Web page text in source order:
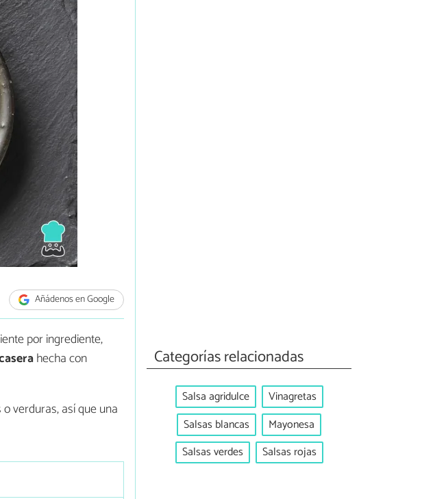
Añádenos en Google
por ingrediente,
hecha con
verduras, así que una
Categorías relacionadas
Salsa agridulce
Vinagretas
Salsas blancas
Mayonesa
Salsas verdes
Salsas rojas